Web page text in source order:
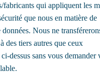
fabricants qui appliquent les
que nous en matière de
données. Nous ne
des tiers autres que ceux
dessus sans vous demander